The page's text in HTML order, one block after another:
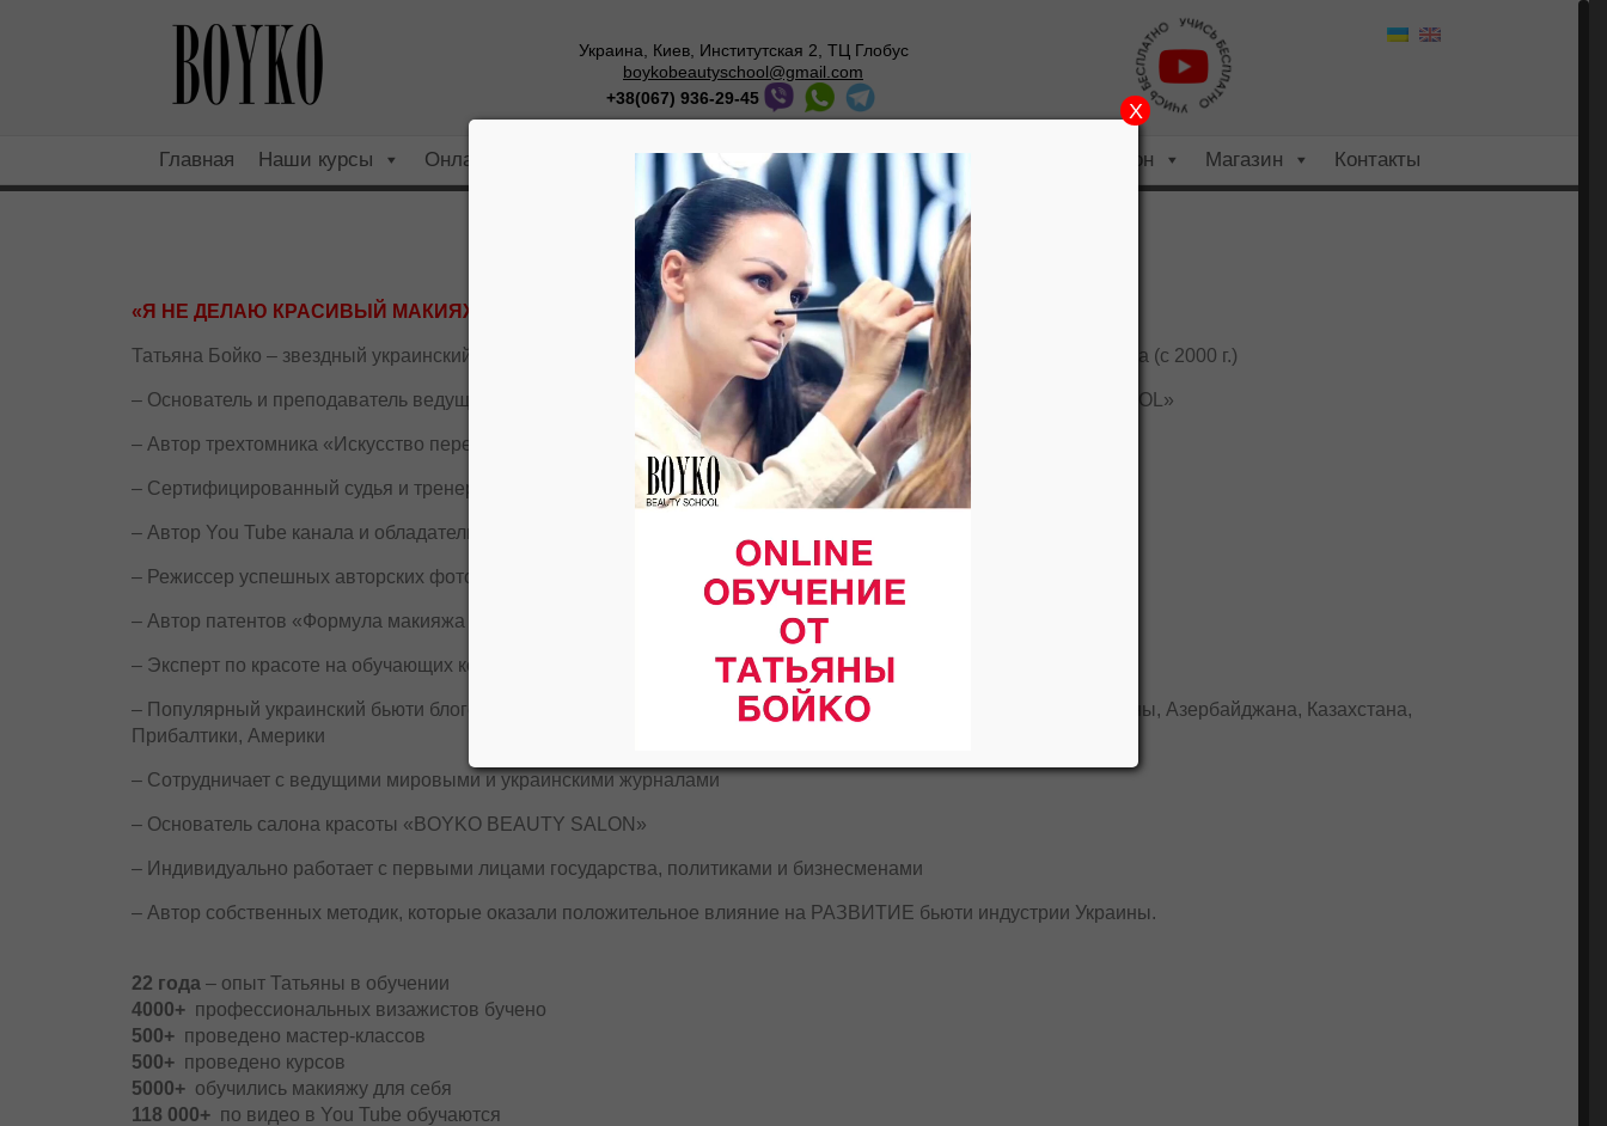
Украина, Киев, Институтская 2, ТЦ Глобус
boykobeautyschool@gmail.com
+38(067) 936-29-45
Главная Наши курсы Онлайн Мастер-классы О школе Галерея Салон Магазин Контакты
Услуги от Татьяны Бойко
«Я НЕ ДЕЛАЮ КРАСИВЫЙ МАКИЯЖ, Я ДЕЛАЮ КРАСИВЫМ ЛИЦО»
Татьяна Бойко – звездный украинский визажист, художник по стилю – с опытом работы в бьюти индустрии 22 года (с 2000 г.)
– Основатель и преподаватель ведущей в Украине Авторской Школы Макияжа и Стиля «BOYKO BEAUTY SCHOOL»
– Автор трехтомника «Искусство перевоплощения»
– Сертифицированный судья и тренер на национальных чемпионатах: «Чемпионат Украины» и «Кубок Киева»
– Автор You Tube канала и обладатель серебряной кнопки
– Режиссер успешных авторских фото проектов и выставок
– Автор патентов «Формула макияжа Татьяны Бойко» и «Интеллектуальный макияж Татьяны Бойко»
– Эксперт по красоте на обучающих конгрессах и телевизионных шоу
– Популярный украинский бьюти блогер и бьюти эксперт, чьи статьи опубликованы в различных журналах Украины, Азербайджана, Казахстана,
Прибалтики, Америки
– Сотрудничает с ведущими мировыми и украинскими журналами
– Основатель салона красоты «BOYKO BEAUTY SALON»
– Индивидуально работает с первыми лицами государства, политиками и бизнесменами
– Автор собственных методик, которые оказали положительное влияние на РАЗВИТИЕ бьюти индустрии Украины.
22 года – опыт Татьяны в обучении
4000+ профессиональных визажистов бучено
500+ проведено мастер-классов
500+ проведено курсов
5000+ обучились макияжу для себя
118 000+ по видео в You Tube обучаются
X